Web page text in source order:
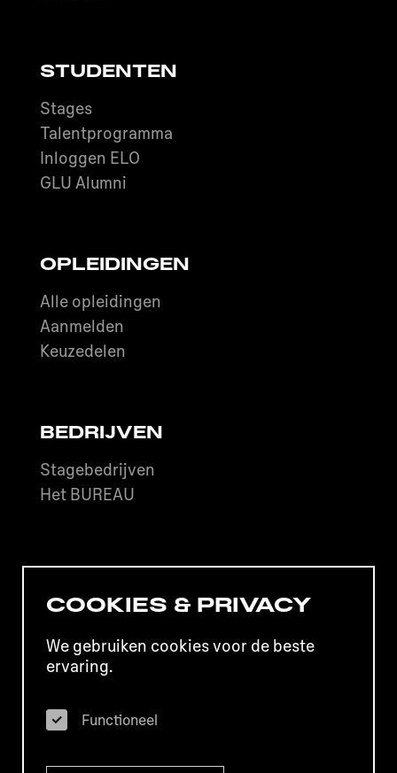
COOKIES & PRIVACY
We gebruiken cookies voor de beste
ervaring.
Functioneel
STUDENTEN
Stages
Talentprogramma
Inloggen ELO
GLU Alumni
OPLEIDINGEN
Alle opleidingen
Aanmelden
Keuzedelen
BEDRIJVEN
Stagebedrijven
Het BUREAU
Lyceum Utrecht.
Disclaimer
Privacy
Colofon
Klachten